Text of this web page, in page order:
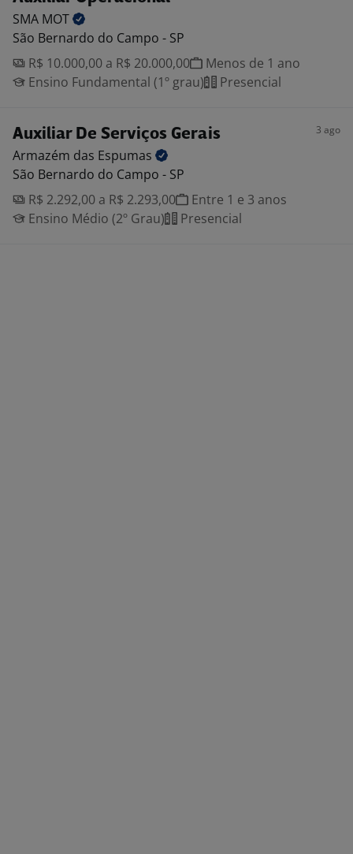
SMA MOT
São Bernardo do Campo - SP
R$ 10.000,00 a R$ 20.000,00
Menos de 1 ano
Ensino Fundamental (1º grau)
Presencial
Auxiliar De Serviços Gerais 3 ago
Armazém das Espumas
São Bernardo do Campo - SP
R$ 2.292,00 a R$ 2.293,00
Entre 1 e 3 anos
Ensino Médio (2º Grau)
Presencial